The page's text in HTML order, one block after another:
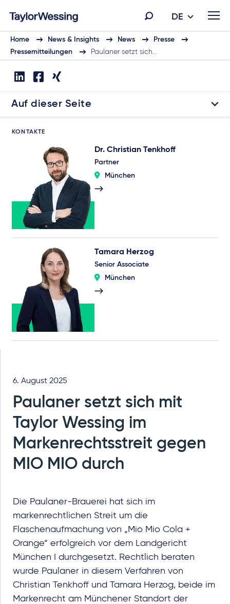
DE
Home News & Insights News
Presse
Pressemitteilungen
Paulaner setzt sich…
Auf dieser Seite
KONTAKTE
Dr. Christian Tenkhoff
Partner
München
Tamara Herzog
Senior Associate
München
6. August 2025
Paulaner setzt sich mit
Taylor Wessing im
Markenrechtsstreit gegen
MIO MIO durch
Die Paulaner-Brauerei hat sich im
markenrechtlichen Streit um die
Flaschenaufmachung von „Mio Mio Cola +
Orange“ erfolgreich vor dem Landgericht
München I durchgesetzt. Rechtlich beraten
wurde Paulaner in diesem Verfahren von
Christian Tenkhoff und Tamara Herzog, beide im
Markenrecht am Münchener Standort der